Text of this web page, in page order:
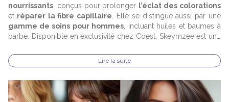
nourrissants , conçus pour prolonger l’éclat des colorations
et réparer la fibre capillaire . Elle se distingue aussi par une
gamme de soins pour hommes , incluant huiles et baumes à
barbe. Disponible en exclusivité chez Coest, Skeymzee est une
professionnels.
Lire la suite